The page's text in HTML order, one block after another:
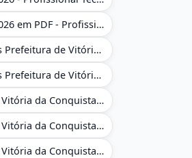
Apostila NAV Brasil 2026 em PDF - Profissional Técnico de Navegação Aérea - Operador de Torre de Controle
Caderno de Questões Prefeitura de Vitória da Conquista - BA - Conhecimentos Gerais - 450 Questões Gabaritadas
Caderno de Questões Prefeitura de Vitória da Conquista em PDF - BA - Conhecimentos Gerais - 450 Questões Gabaritadas
Combo Prefeitura de Vitória da Conquista - BA 2026 - Monitor Escolar (Educação Infantil e Cobertura das AC'S)
Combo Prefeitura de Vitória da Conquista - BA 2026 - Monitor Escolar (Educação Infantil e Cobertura das AC'S)
Combo Prefeitura de Vitória da Conquista - BA 2026 - Monitor Escolar (Suporte às Crianças com Deficiência)